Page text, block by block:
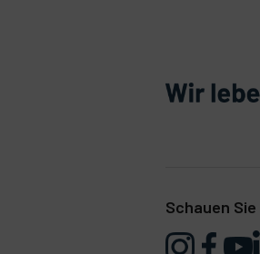
Schauen